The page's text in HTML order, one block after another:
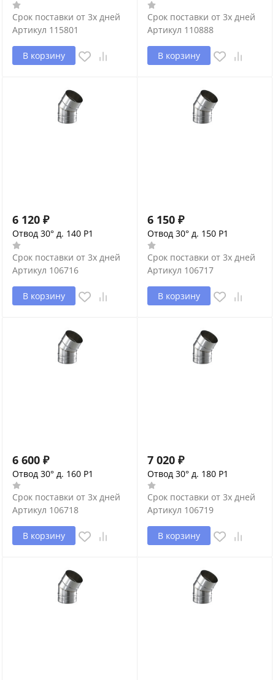
Срок поставки от 3х дней
Артикул 115801
В корзину
Срок поставки от 3х дней
Артикул 110888
В корзину
6 120 ₽
Отвод 30° д. 140 P1
Срок поставки от 3х дней
Артикул 106716
В корзину
6 150 ₽
Отвод 30° д. 150 P1
Срок поставки от 3х дней
Артикул 106717
В корзину
6 600 ₽
Отвод 30° д. 160 P1
Срок поставки от 3х дней
Артикул 106718
В корзину
7 020 ₽
Отвод 30° д. 180 P1
Срок поставки от 3х дней
Артикул 106719
В корзину